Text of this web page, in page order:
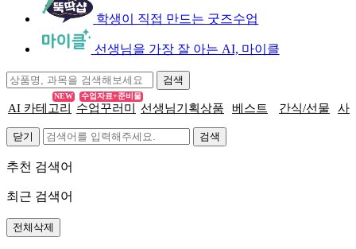
학생이 직접 만드는 굿즈수업
선생님을 가장 잘 아는 AI, 마이클
AI 카테고리
NEW
수업꾸러미
수업자료+준비물
선생님기획상품 베스트 간식/선물 사
닫기
추천 검색어
최근 검색어
전체삭제